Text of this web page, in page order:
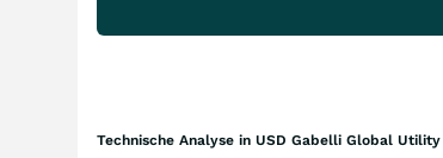
Technische Analyse in USD Gabelli Global